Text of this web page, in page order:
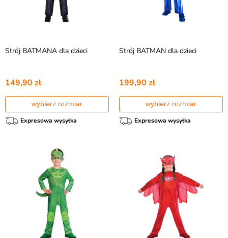
Strój BATMANA dla dzieci
149,90 zł
wybierz rozmiar
Expresowa wysyłka
Strój BATMAN dla dzieci
199,90 zł
wybierz rozmiar
Expresowa wysyłka